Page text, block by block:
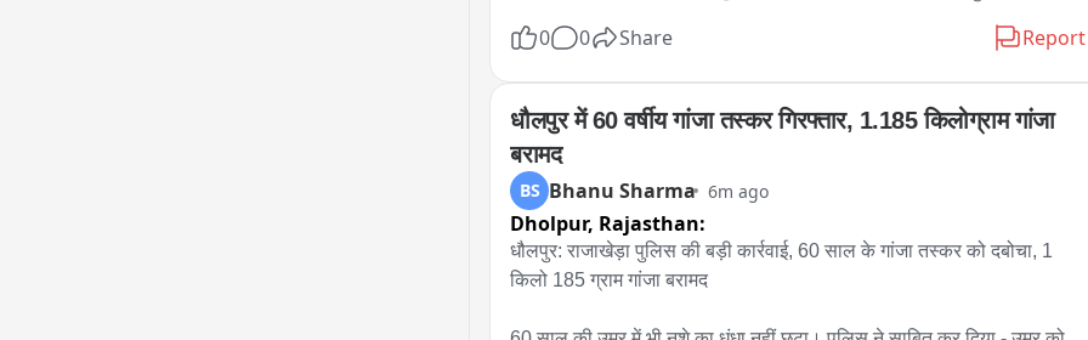
0 0 Share Report
धौलपुर में 60 वर्षीय गांजा तस्कर गिरफ्तार, 1.185 किलोग्राम गांजा
बरामद
BS Bhanu Sharma 6m ago
Dholpur, Rajasthan:
धौलपुर: राजाखेड़ा पुलिस की बड़ी कार्रवाई, 60 साल के गांजा तस्कर को दबोचा, 1
किलो 185 ग्राम गांजा बरामद